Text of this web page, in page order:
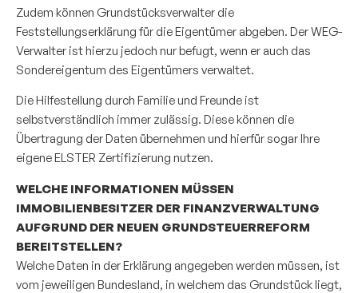
Zudem können Grundstücksverwalter die
Feststellungserklärung für die Eigentümer abgeben. Der WEG-
Verwalter ist hierzu jedoch nur befugt, wenn er auch das
Sondereigentum des Eigentümers verwaltet.
Die Hilfestellung durch Familie und Freunde ist
selbstverständlich immer zulässig. Diese können die
Übertragung der Daten übernehmen und hierfür sogar Ihre
eigene ELSTER Zertifizierung nutzen.
WELCHE INFORMATIONEN MÜSSEN
IMMOBILIENBESITZER DER FINANZVERWALTUNG
AUFGRUND DER NEUEN GRUNDSTEUERREFORM
BEREITSTELLEN?
Welche Daten in der Erklärung angegeben werden müssen, ist
vom jeweiligen Bundesland, in welchem das Grundstück liegt,